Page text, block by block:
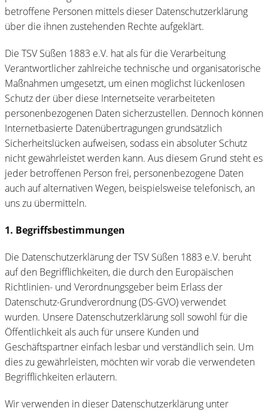
betroffene Personen mittels dieser Datenschutzerklärung
über die ihnen zustehenden Rechte aufgeklärt.
Die TSV Süßen 1883 e.V. hat als für die Verarbeitung
Verantwortlicher zahlreiche technische und organisatorische
Maßnahmen umgesetzt, um einen möglichst lückenlosen
Schutz der über diese Internetseite verarbeiteten
personenbezogenen Daten sicherzustellen. Dennoch können
Internetbasierte Datenübertragungen grundsätzlich
Sicherheitslücken aufweisen, sodass ein absoluter Schutz
nicht gewährleistet werden kann. Aus diesem Grund steht es
jeder betroffenen Person frei, personenbezogene Daten
auch auf alternativen Wegen, beispielsweise telefonisch, an
uns zu übermitteln.
1. Begriffsbestimmungen
Die Datenschutzerklärung der TSV Süßen 1883 e.V. beruht
auf den Begrifflichkeiten, die durch den Europäischen
Richtlinien- und Verordnungsgeber beim Erlass der
Datenschutz-Grundverordnung (DS-GVO) verwendet
wurden. Unsere Datenschutzerklärung soll sowohl für die
Öffentlichkeit als auch für unsere Kunden und
Geschäftspartner einfach lesbar und verständlich sein. Um
dies zu gewährleisten, möchten wir vorab die verwendeten
Begrifflichkeiten erläutern.
Wir verwenden in dieser Datenschutzerklärung unter